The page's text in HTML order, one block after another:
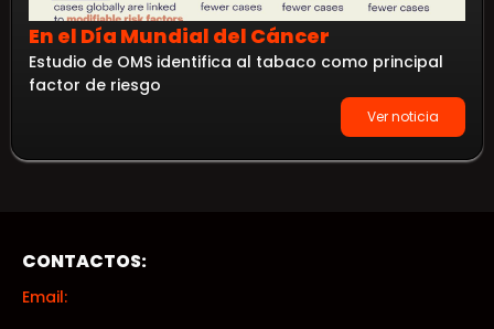
En el Día Mundial del Cáncer
Estudio de OMS identifica al tabaco como principal
factor de riesgo
Ver noticia
CONTACTOS:
Email: